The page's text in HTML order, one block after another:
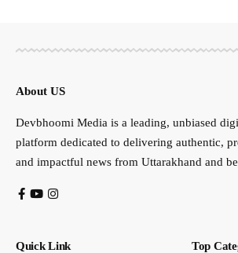
About US
Devbhoomi Media is a leading, unbiased
platform dedicated to delivering authentic,
and impactful news from Uttarakhand and
Quick Link Top